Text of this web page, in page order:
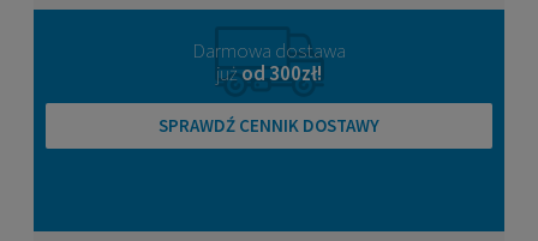
1 199,00 zł
POWIADOM O DOSTĘPNOŚCI
Darmowa dostawa
już od 300zł!
SPRAWDŹ CENNIK DOSTAWY